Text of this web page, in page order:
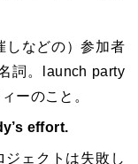
しなどの）参加者
詞。launch party
ーのこと。
effort.
ジェクトは失敗し